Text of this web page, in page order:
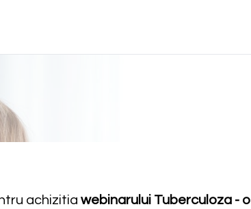
achizitia webinarului Tuberculoza - o